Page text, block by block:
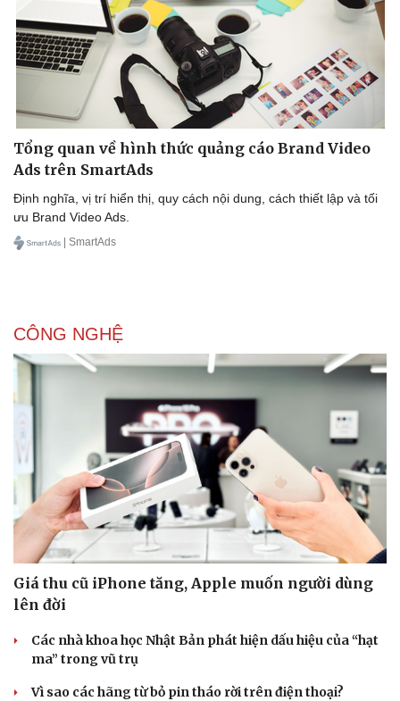
Sân khấu - Điện ảnh
Nghệ sĩ
Tổng quan về hình thức quảng cáo Brand Video
Ads trên SmartAds
Định nghĩa, vị trí hiển thị, quy cách nội dung, cách thiết lập và tối
ưu Brand Video Ads.
| SmartAds
CÔNG NGHỆ
Giá thu cũ iPhone tăng, Apple muốn người dùng
lên đời
Các nhà khoa học Nhật Bản phát hiện dấu hiệu của “hạt
ma” trong vũ trụ
Vì sao các hãng từ bỏ pin tháo rời trên điện thoại?